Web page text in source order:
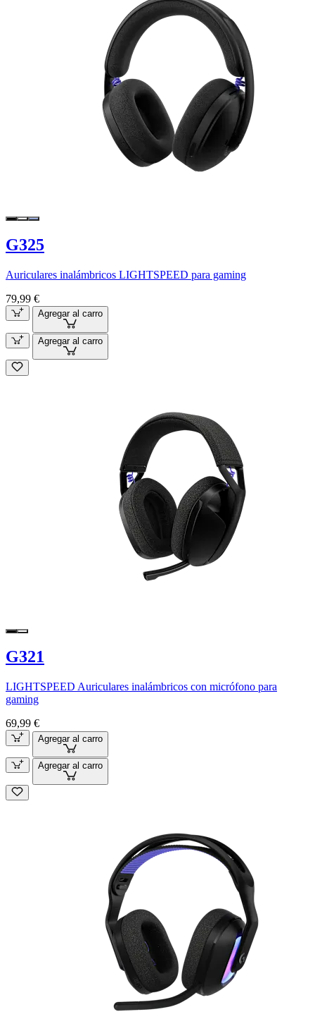
G325
Auriculares inalámbricos LIGHTSPEED para gaming
79,99 €
Agregar al carro
Agregar al carro
G321
LIGHTSPEED Auriculares inalámbricos con micrófono para
gaming
69,99 €
Agregar al carro
Agregar al carro